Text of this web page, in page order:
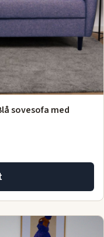
sovesofa med